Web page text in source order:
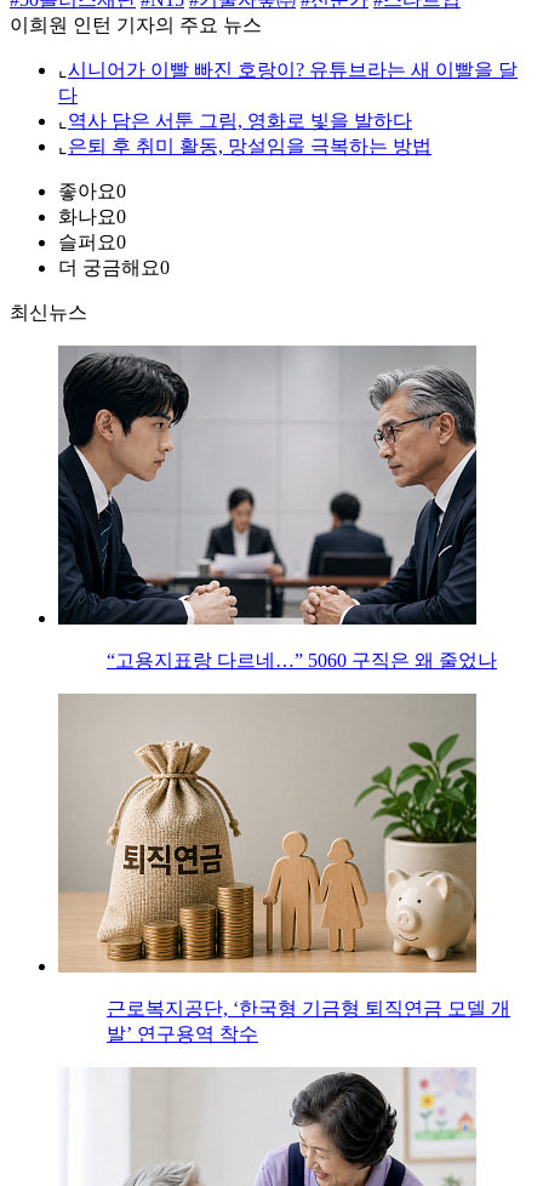
이희원 인턴 기자의 주요 뉴스
⌞ 시니어가 이빨 빠진 호랑이? 유튜브라는 새 이빨을 달
다
⌞ 역사 담은 서툰 그림, 영화로 빛을 발하다
⌞ 은퇴 후 취미 활동, 망설임을 극복하는 방법
좋아요0
화나요0
슬퍼요0
더 궁금해요0
최신뉴스
“고용지표랑 다르네…” 5060 구직은 왜 줄었나
근로복지공단, ‘한국형 기금형 퇴직연금 모델 개
발’ 연구용역 착수